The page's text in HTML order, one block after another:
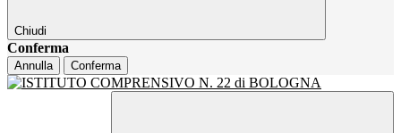
Chiudi
Conferma
Annulla Conferma